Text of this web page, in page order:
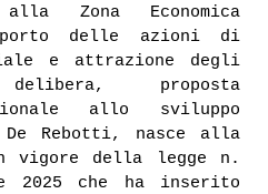
Zona Economica
delle azioni di
e attrazione degli
proposta
allo sviluppo
De Rebotti, nasce alla
vigore della legge n.
2025 che ha inserito